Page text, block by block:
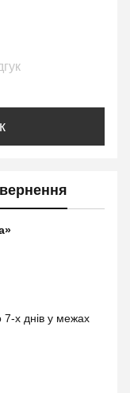
7-х днів у межах